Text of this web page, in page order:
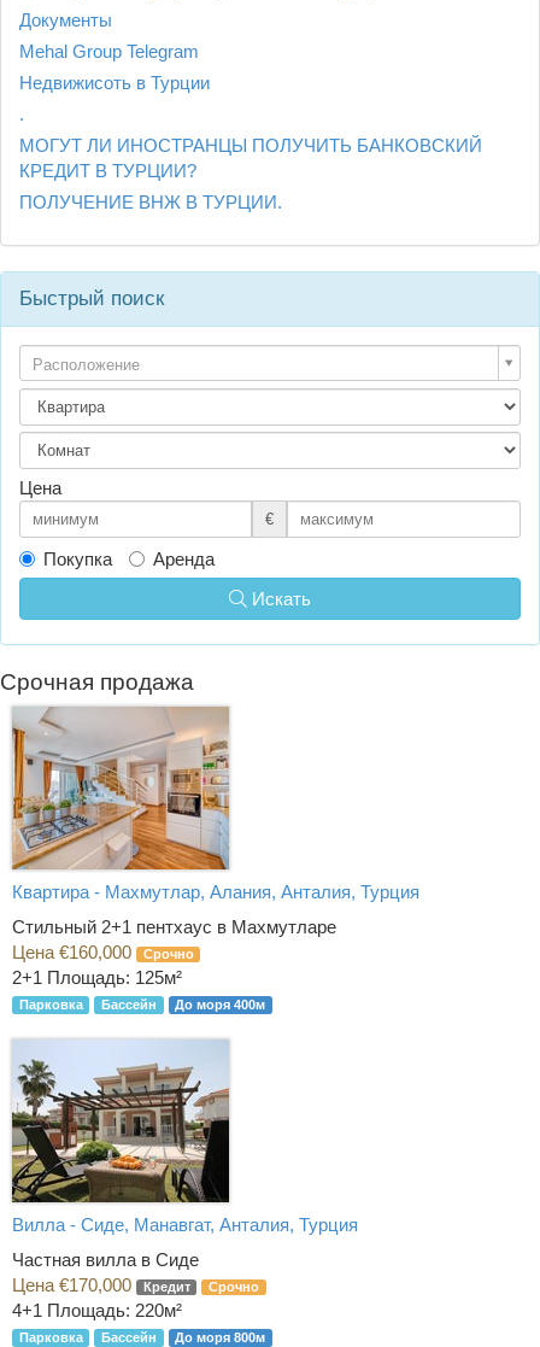
Документы
Mehal Group Telegram
Недвижисоть в Турции
.
МОГУТ ЛИ ИНОСТРАНЦЫ ПОЛУЧИТЬ БАНКОВСКИЙ
КРЕДИТ В ТУРЦИИ?
ПОЛУЧЕНИЕ ВНЖ В ТУРЦИИ.
Быстрый поиск
Расположение
Цена
€
Покупка
Аренда
Искать
Срочная продажа
Квартира - Махмутлар, Алания, Анталия, Турция
Стильный 2+1 пентхаус в Махмутларе
Цена €160,000
Срочно
2+1 Площадь: 125м²
Парковка Бассейн До моря 400м
Вилла - Сиде, Манавгат, Анталия, Турция
Частная вилла в Сиде
Цена €170,000
Кредит Срочно
4+1 Площадь: 220м²
Парковка Бассейн До моря 800м